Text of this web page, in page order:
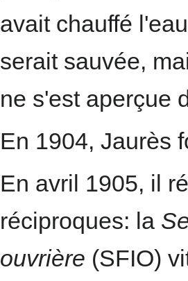
avait chauffé
serait sauvée,
ne s'est aperçue
En 1904, Jaurès
En avril 1905, il
réciproques: la
ouvrière (SFIO)